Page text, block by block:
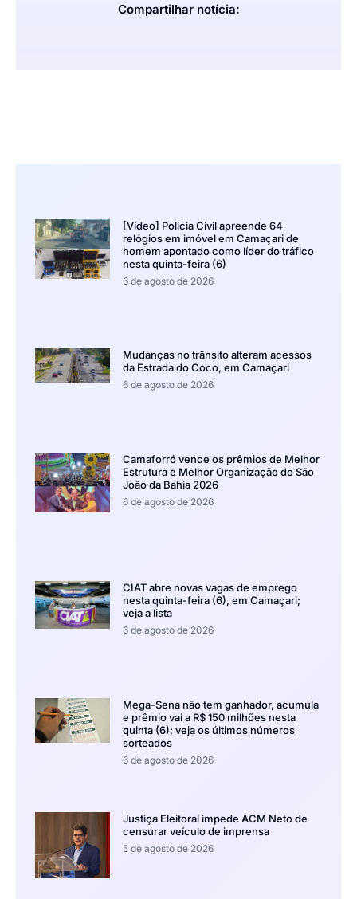
Compartilhar notícia:
[Vídeo] Polícia Civil apreende 64
relógios em imóvel em Camaçari de
homem apontado como líder do tráfico
nesta quinta-feira (6)
6 de agosto de 2026
Mudanças no trânsito alteram acessos
da Estrada do Coco, em Camaçari
6 de agosto de 2026
Camaforró vence os prêmios de Melhor
Estrutura e Melhor Organização do São
João da Bahia 2026
6 de agosto de 2026
CIAT abre novas vagas de emprego
nesta quinta-feira (6), em Camaçari;
veja a lista
6 de agosto de 2026
Mega-Sena não tem ganhador, acumula
e prêmio vai a R$ 150 milhões nesta
quinta (6); veja os últimos números
sorteados
6 de agosto de 2026
Justiça Eleitoral impede ACM Neto de
censurar veículo de imprensa
5 de agosto de 2026